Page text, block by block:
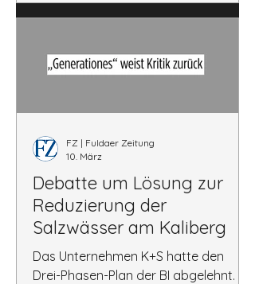
Debatte um Lösung zur
Reduzierung der
Salzwässer am Kaliberg
Das Unternehmen K+S hatte den
Drei-Phasen-Plan der BI abgelehnt.
FZ | Fuldaer Zeitung
10. März